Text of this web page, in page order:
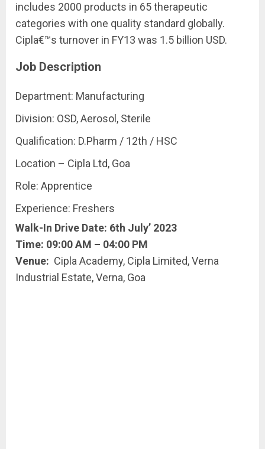
includes 2000 products in 65 therapeutic
categories with one quality standard globally.
Cipla€™s turnover in FY13 was 1.5 billion USD.
Job Description
Department: Manufacturing
Division: OSD, Aerosol, Sterile
Qualification: D.Pharm / 12th / HSC
Location – Cipla Ltd, Goa
Role: Apprentice
Experience: Freshers
Walk-In Drive Date: 6th July’ 2023
Time: 09:00 AM – 04:00 PM
Venue: Cipla Academy, Cipla Limited, Verna
Industrial Estate, Verna, Goa